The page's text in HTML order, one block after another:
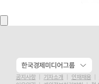
한국경제미디어그룹
공지사항 기자소개 인재채용